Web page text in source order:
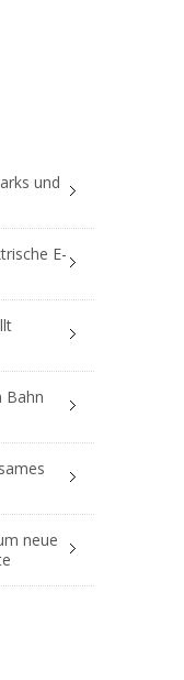
und
E-
Bahn
neue